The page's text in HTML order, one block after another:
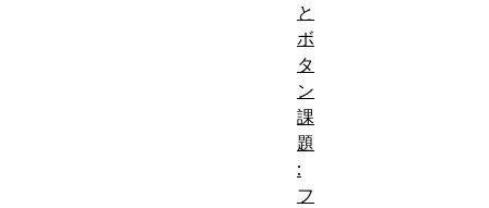
と
ボ
タ
ン
課
題
:
フ